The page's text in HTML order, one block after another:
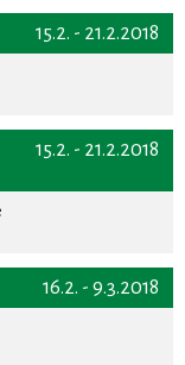
15.2. - 21.2.2018
15.2. - 21.2.2018
16.2. - 9.3.2018